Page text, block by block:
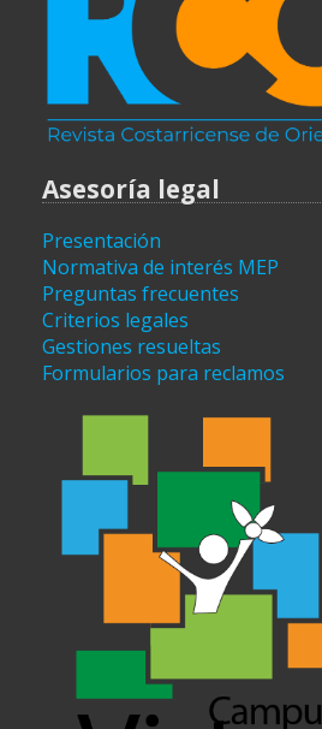
Asesoría legal
Presentación
Normativa de interés MEP
Preguntas frecuentes
Criterios legales
Gestiones resueltas
Formularios para reclamos